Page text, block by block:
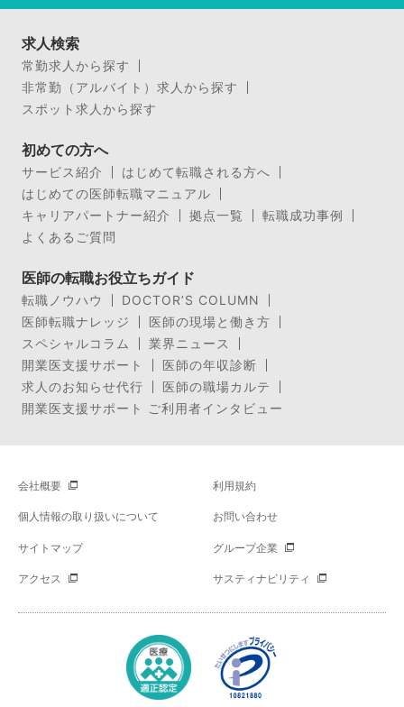
求人検索
常勤求人から探す
非常勤（アルバイト）求人から探す
スポット求人から探す
初めての方へ
サービス紹介
はじめて転職される方へ
はじめての医師転職マニュアル
キャリアパートナー紹介
拠点一覧
転職成功事例
よくあるご質問
医師の転職お役立ちガイド
転職ノウハウ
DOCTOR’S COLUMN
医師転職ナレッジ
医師の現場と働き方
スペシャルコラム
業界ニュース
開業医支援サポート
医師の年収診断
求人のお知らせ代行
医師の職場カルテ
開業医支援サポート ご利用者インタビュー
会社概要 利用規約
個人情報の取り扱いについて お問い合わせ
サイトマップ グループ企業
アクセス サスティナビリティ